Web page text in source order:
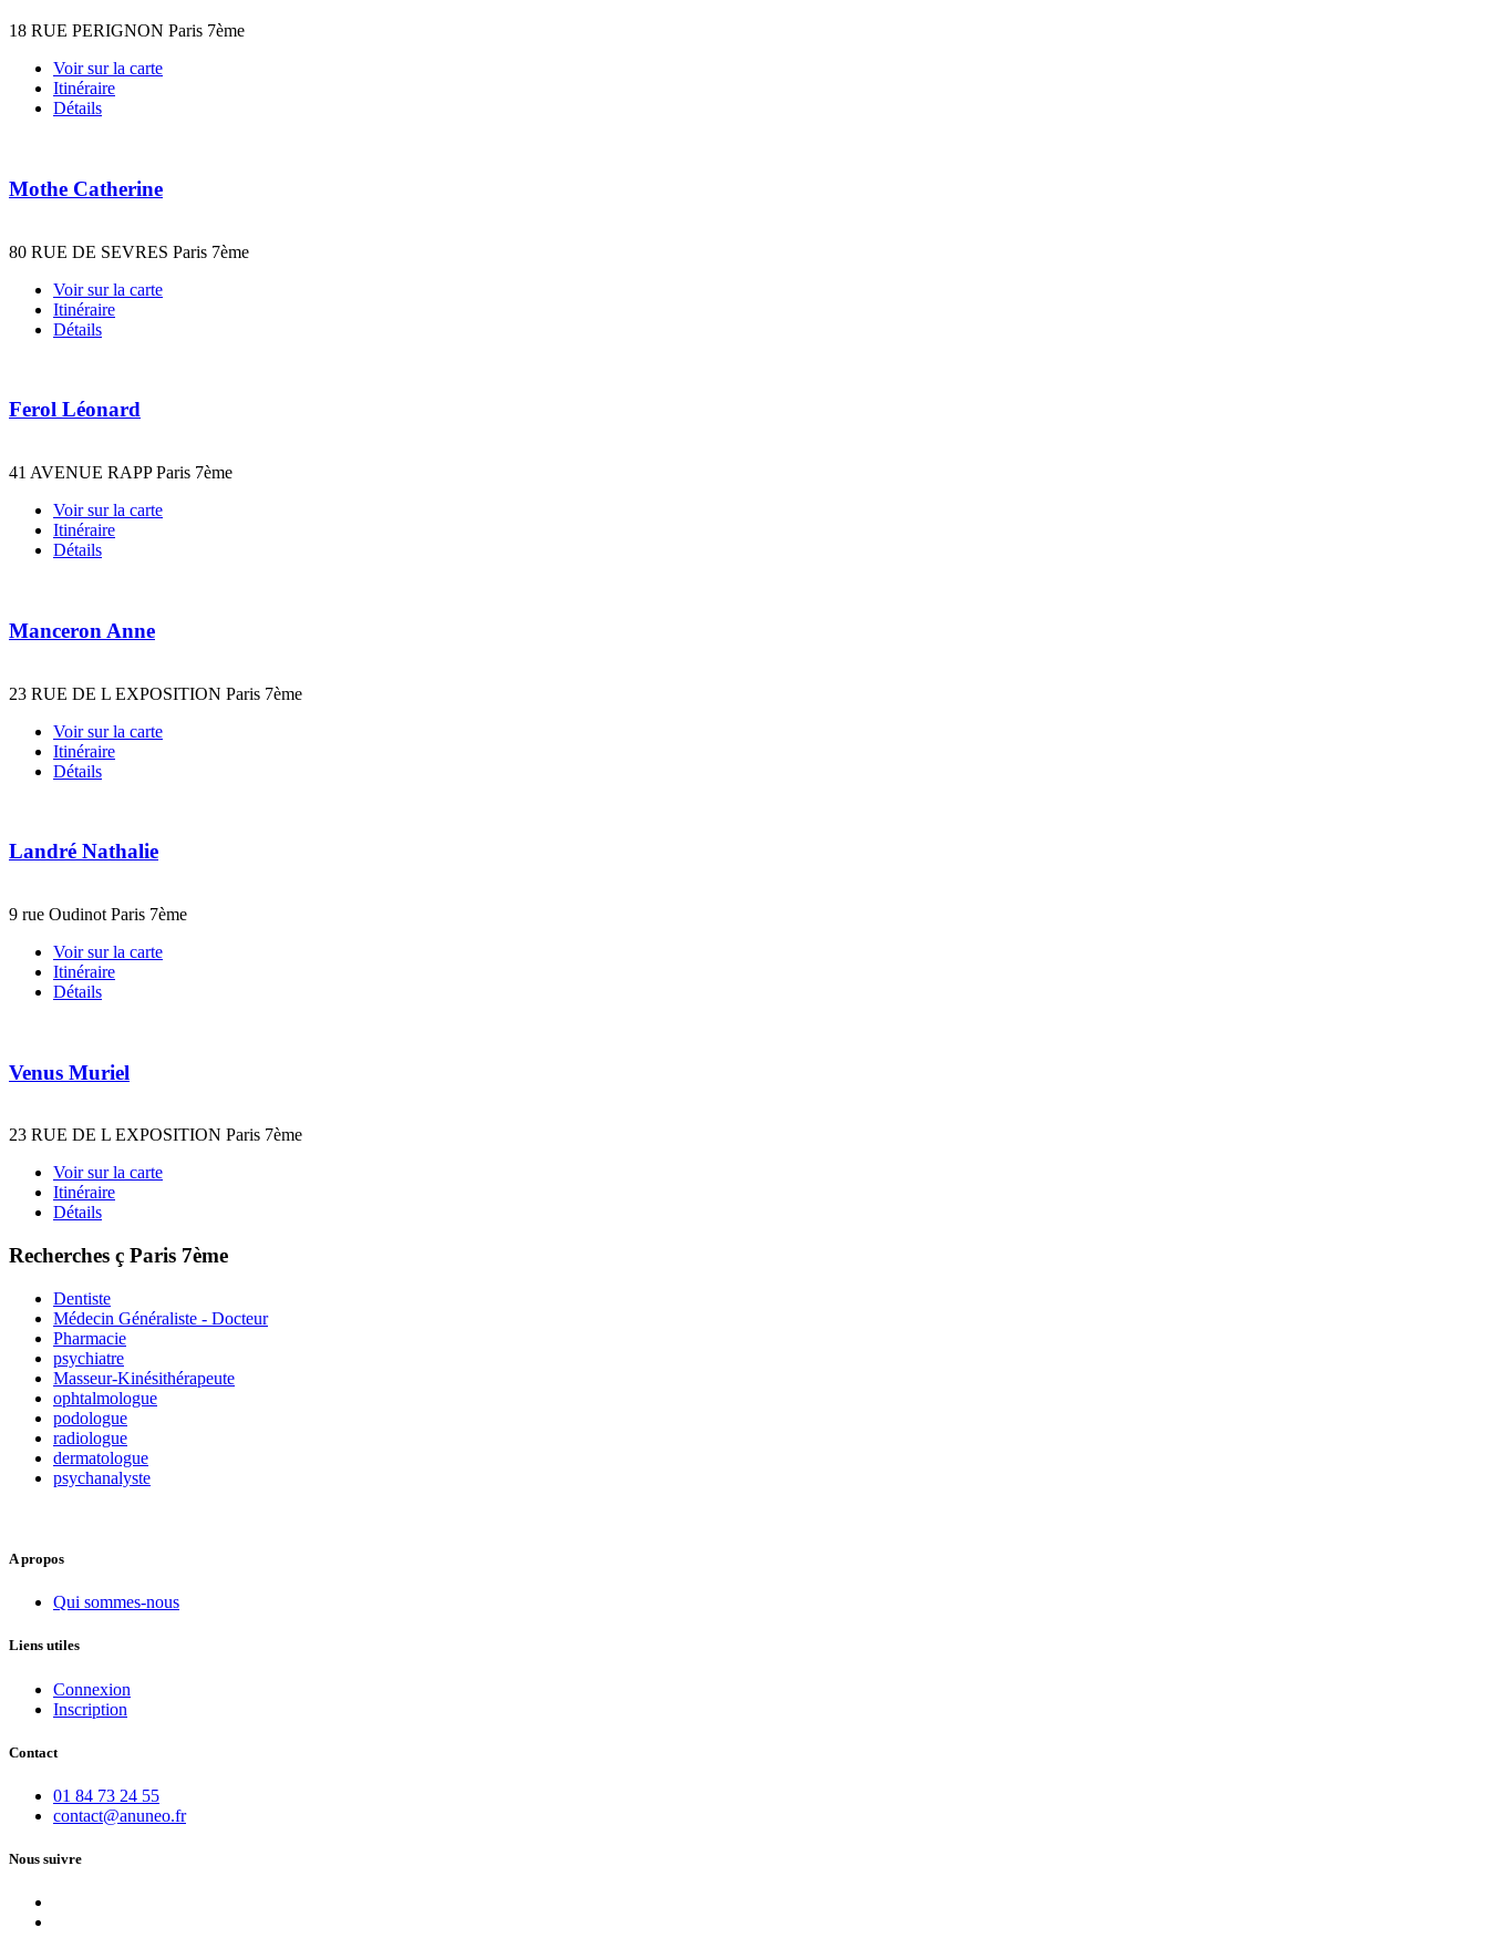
18 RUE PERIGNON Paris 7ème
Voir sur la carte
Itinéraire
Détails
Mothe Catherine
80 RUE DE SEVRES Paris 7ème
Voir sur la carte
Itinéraire
Détails
Ferol Léonard
41 AVENUE RAPP Paris 7ème
Voir sur la carte
Itinéraire
Détails
Manceron Anne
23 RUE DE L EXPOSITION Paris 7ème
Voir sur la carte
Itinéraire
Détails
Landré Nathalie
9 rue Oudinot Paris 7ème
Voir sur la carte
Itinéraire
Détails
Venus Muriel
23 RUE DE L EXPOSITION Paris 7ème
Voir sur la carte
Itinéraire
Détails
Recherches ç Paris 7ème
Dentiste
Médecin Généraliste - Docteur
Pharmacie
psychiatre
Masseur-Kinésithérapeute
ophtalmologue
podologue
radiologue
dermatologue
psychanalyste
A propos
Qui sommes-nous
Liens utiles
Connexion
Inscription
Contact
01 84 73 24 55
contact@anuneo.fr
Nous suivre